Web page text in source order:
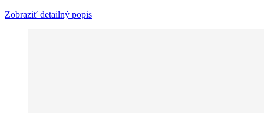
Zobraziť detailný popis